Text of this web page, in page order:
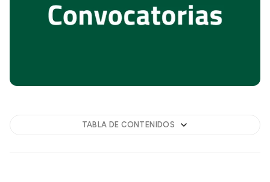
TABLA DE CONTENIDOS